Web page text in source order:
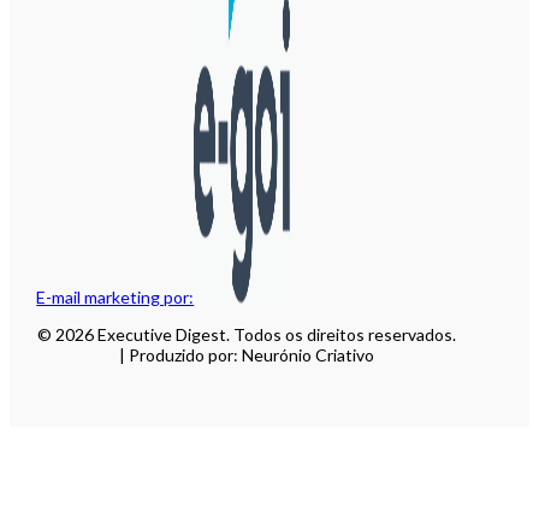
E-mail marketing por:
© 2026 Executive Digest. Todos os direitos reservados.
| Produzido por: Neurónio Criativo